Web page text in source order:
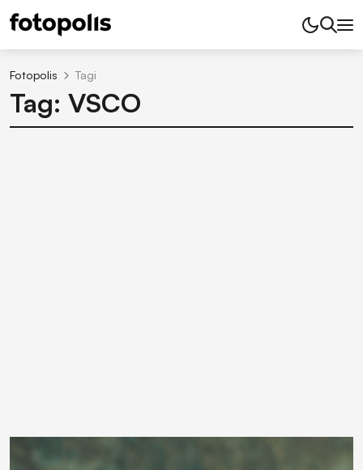
Fotopolis Tagi
Tag: VSCO